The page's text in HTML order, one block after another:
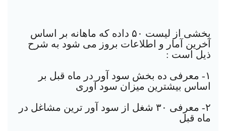
بخشی از لیست ۵٠ داده که ماهانه بر اساس
آخرین آمار و اطلاعات بروز می شود به شرح
ذیل است :
١- معرفی ده بخش سود آور در ماه قبل بر
اساس بیشترین میزان سود آوری
٢- معرفی ٣٠ شغل از سود آور ترین مشاغل در
ماه قبل